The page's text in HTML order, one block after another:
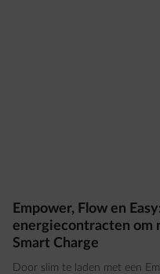
Empower, Flow en
energiecontracten om
Smart Charge
Door slim te laden met een